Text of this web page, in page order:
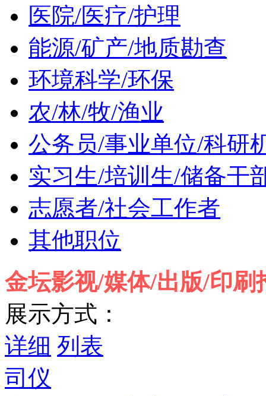
医院/医疗/护理
能源/矿产/地质勘查
环境科学/环保
农/林/牧/渔业
公务员/事业单位/科研
实习生/培训生/储备干
志愿者/社会工作者
其他职位
金坛影视/媒体/出版/印刷
展示方式：
详细 列表
司仪